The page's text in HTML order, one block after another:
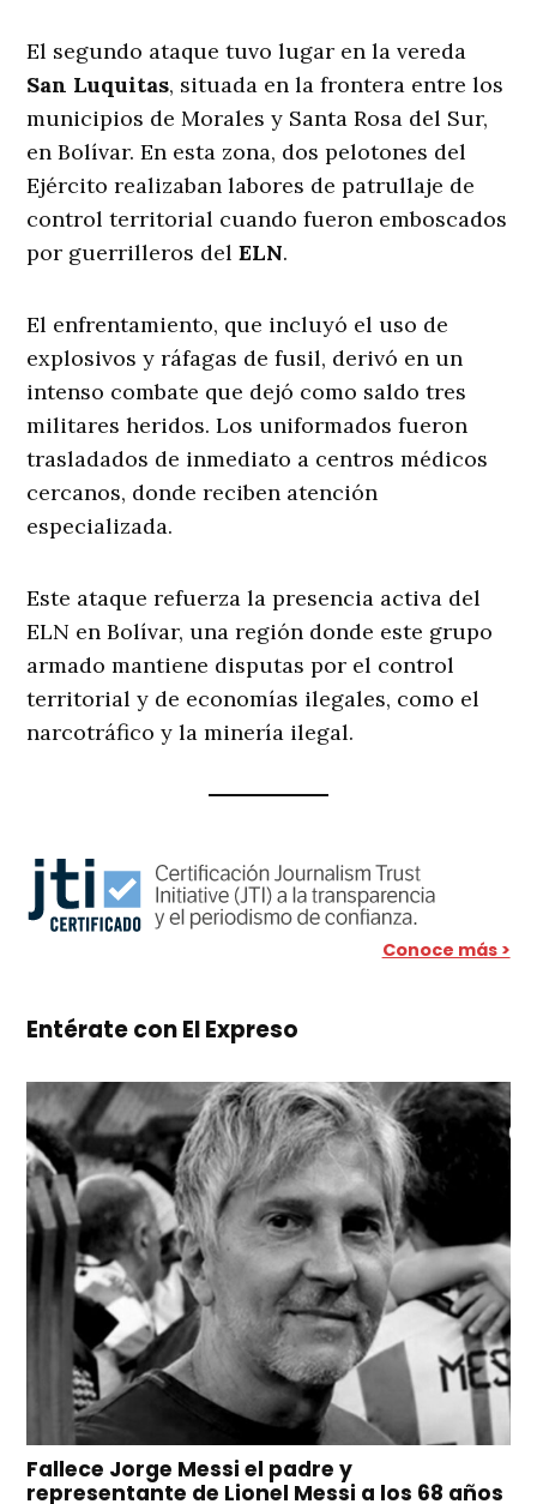
El segundo ataque tuvo lugar en la vereda
San Luquitas, situada en la frontera entre los
municipios de Morales y Santa Rosa del Sur,
en Bolívar. En esta zona, dos pelotones del
Ejército realizaban labores de patrullaje de
control territorial cuando fueron emboscados
por guerrilleros delELN.
El enfrentamiento, que incluyó el uso de
explosivos y ráfagas de fusil, derivó en un
intenso combate que dejó como saldo tres
militares heridos. Los uniformados fueron
trasladados de inmediato a centros médicos
cercanos, donde reciben atención
especializada.
Este ataque refuerza la presencia activa del
ELN en Bolívar, una región donde este grupo
armado mantiene disputas por el control
territorial y de economías ilegales, como el
narcotráfico y la minería ilegal.
Conoce más >
Entérate con El Expreso
Fallece Jorge Messi el padre y
representante de Lionel Messi a los 68 años